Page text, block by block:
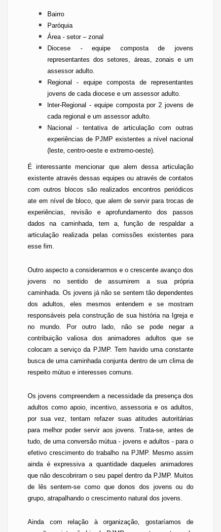
Bairro
Paróquia
Área - setor – zonal
Diocese - equipe composta de jovens
representantes dos setores, áreas, zonais e um
assessor adulto.
Regional - equipe composta de representantes
jovens de cada diocese e um assessor adulto.
lnter-Regional - equipe composta por 2 jovens de
cada regional e um assessor adulto.
Nacional - tentativa de articulação com outras
experiências de PJMP existentes a nível nacional
(leste, centro-oeste e extremo-oeste).
É interessante mencionar que alem dessa articulação
existente através dessas equipes ou através de contatos
com outros blocos são realizados encontros periódicos
ate em nível de bloco, que alem de servir para trocas de
experiências, revisão e aprofundamento dos passos
dados na caminhada, tem a, função de respaldar a
articulação realizada pelas comissões existentes para
esse fim.
Outro aspecto a considerarmos e o crescente avanço dos
jovens no sentido de assumirem a sua própria
caminhada. Os jovens já não se sentem tão dependentes
dos adultos, eles mesmos entendem e se mostram
responsáveis pela construção de sua história na Igreja e
no mundo. Por outro lado, não se pode negar a
contribuição valiosa dos animadores adultos que se
colocam a serviço da PJMP. Tem havido uma constante
busca de uma caminhada conjunta dentro de um clima de
respeito mútuo e interesses comuns.
Os jovens compreendem a necessidade da presença dos
adultos como apoio, incentivo, assessoria e os adultos,
por sua vez, tentam refazer suas atitudes autoritárias
para melhor poder servir aos jovens. Trata-se, antes de
tudo, de uma conversão mútua - jovens e adultos - para o
efetivo crescimento do trabalho na PJMP. Mesmo assim
ainda é expressiva a quantidade daqueles animadores
que não descobriram o seu papel dentro da PJMP. Muitos
de lês sentem-se como que donos dos jovens ou do
grupo, atrapalhando o crescimento natural dos jovens.
Ainda com relação à organização, gostaríamos de